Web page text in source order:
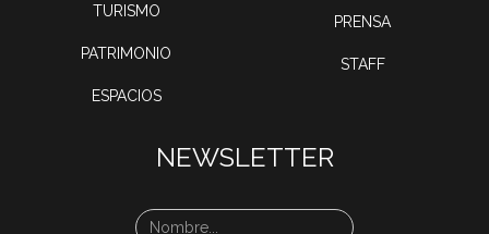
TURISMO
PATRIMONIO
ESPACIOS
PRENSA
STAFF
NEWSLETTER